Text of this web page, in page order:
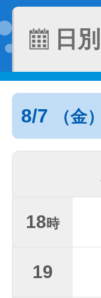
日別
8/7 （金）
18時
19